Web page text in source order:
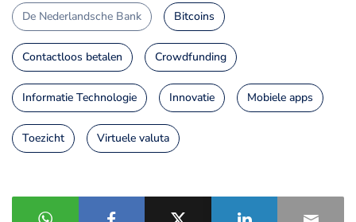
De Nederlandsche Bank Bitcoins
Contactloos betalen Crowdfunding
Informatie Technologie Innovatie Mobiele apps
Toezicht Virtuele valuta